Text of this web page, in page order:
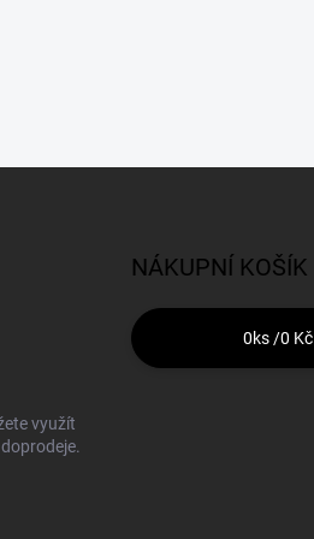
využít
NÁKUPNÍ KOŠÍK
0ks /0 Kč